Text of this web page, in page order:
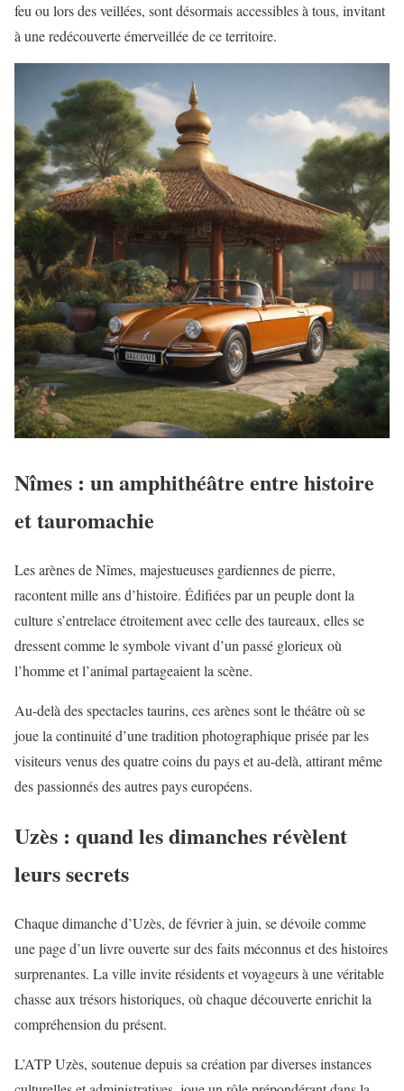
feu ou lors des veillées, sont désormais accessibles à tous, invitant
à une redécouverte émerveillée de ce territoire.
Nîmes : un amphithéâtre entre histoire
et tauromachie
Les arènes de Nîmes, majestueuses gardiennes de pierre,
racontent mille ans d’histoire. Édifiées par un peuple dont la
culture s’entrelace étroitement avec celle des taureaux, elles se
dressent comme le symbole vivant d’un passé glorieux où
l’homme et l’animal partageaient la scène.
Au-delà des spectacles taurins, ces arènes sont le théâtre où se
joue la continuité d’une tradition photographique prisée par les
visiteurs venus des quatre coins du pays et au-delà, attirant même
des passionnés des autres pays européens.
Uzès : quand les dimanches révèlent
leurs secrets
Chaque dimanche d’Uzès, de février à juin, se dévoile comme
une page d’un livre ouverte sur des faits méconnus et des histoires
surprenantes. La ville invite résidents et voyageurs à une véritable
chasse aux trésors historiques, où chaque découverte enrichit la
compréhension du présent.
L’ATP Uzès, soutenue depuis sa création par diverses instances